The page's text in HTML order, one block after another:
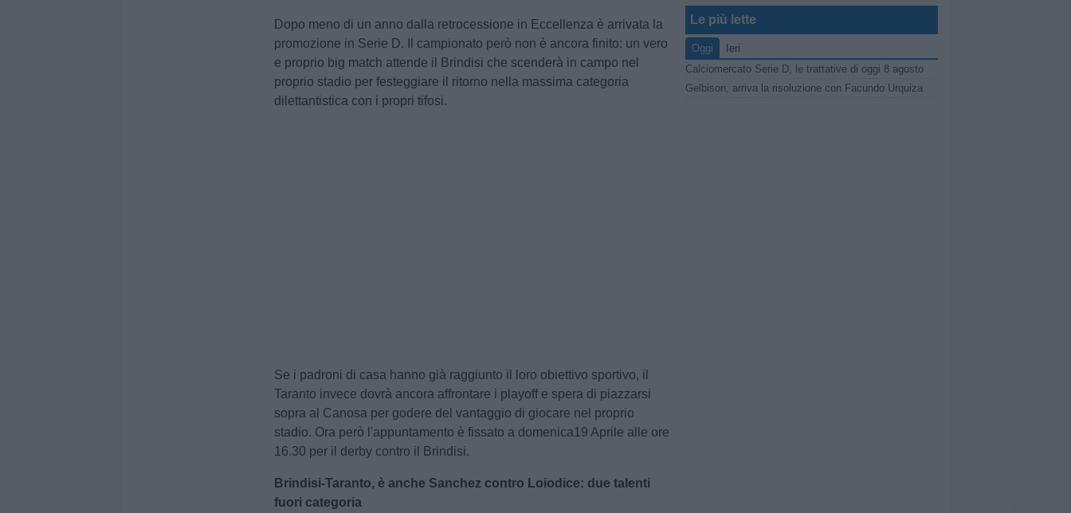
Dopo meno di un anno dalla retrocessione in Eccellenza è arrivata la
promozione in Serie D. Il campionato però non è ancora finito: un vero
e proprio big match attende il Brindisi che scenderà in campo nel
proprio stadio per festeggiare il ritorno nella massima categoria
dilettantistica con i propri tifosi.
Se i padroni di casa hanno già raggiunto il loro obiettivo sportivo, il
Taranto invece dovrà ancora affrontare i playoff e spera di piazzarsi
sopra al Canosa per godere del vantaggio di giocare nel proprio
stadio. Ora però l'appuntamento è fissato a domenica19 Aprile alle ore
16.30 per il derby contro il Brindisi.
Brindisi-Taranto, è anche Sanchez contro Loiodice: due talenti
fuori categoria
Le più lette
Oggi
Ieri
Calciomercato Serie D, le trattative di oggi 8 agosto
Gelbison, arriva la risoluzione con Facundo Urquiza